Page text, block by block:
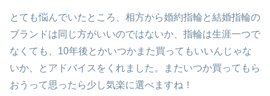
とても悩んでいたところ、相方から婚約指輪と結婚指輪の
ブランドは同じ方がいいのではないか、指輪は生涯一つで
なくても、10年後とかいつかまた買ってもいいんじゃな
いか、とアドバイスをくれました。またいつか買ってもら
おうって思ったら少し気楽に選べますね！